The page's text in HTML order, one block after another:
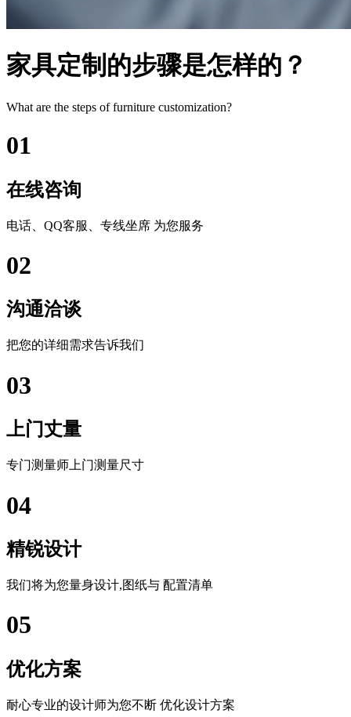
家具定制的步骤是怎样的？
What are the steps of furniture customization?
01
在线咨询
电话、QQ客服、专线坐席 为您服务
02
沟通洽谈
把您的详细需求告诉我们
03
上门丈量
专门测量师上门测量尺寸
04
精锐设计
我们将为您量身设计,图纸与 配置清单
05
优化方案
耐心专业的设计师为您不断 优化设计方案